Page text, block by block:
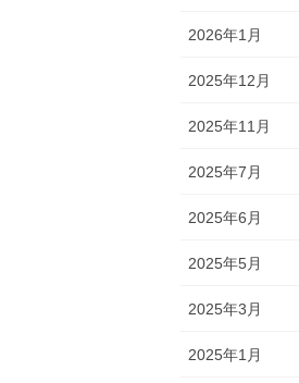
2026年1月
2025年12月
2025年11月
2025年7月
2025年6月
2025年5月
2025年3月
2025年1月